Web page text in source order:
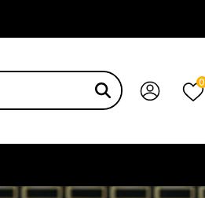
0